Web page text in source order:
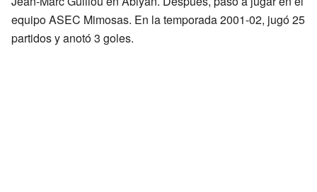
equipo ASEC Mimosas. En la temporada 2001-02, jugó 25
partidos y anotó 3 goles.